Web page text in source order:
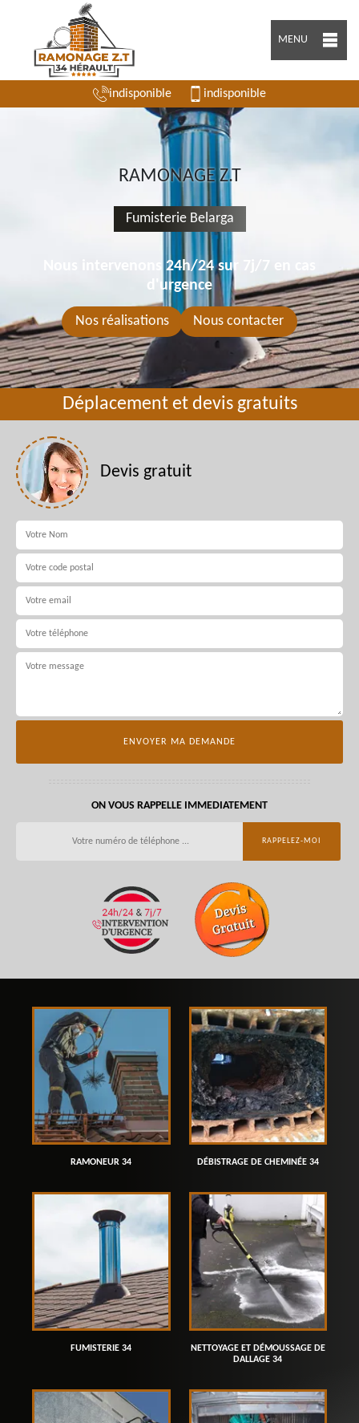
MENU
indisponible indisponible
RAMONAGE Z.T
Fumisterie Belarga
Nous intervenons 24h/24 sur 7j/7 en cas
d'urgence
Nos réalisations Nous contacter
Déplacement et devis gratuits
Devis gratuit
ON VOUS RAPPELLE IMMEDIATEMENT
RAMONEUR 34 DÉBISTRAGE DE CHEMINÉE 34
FUMISTERIE 34
NETTOYAGE ET DÉMOUSSAGE DE
DALLAGE 34